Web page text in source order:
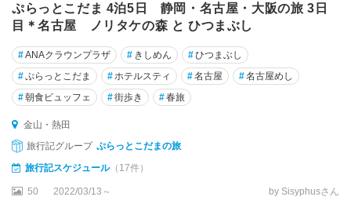
ぷらっとこだま 4泊5日 静岡・名古屋・大阪の旅 3日
目＊名古屋 ノリタケの森 と ひつまぶし
#ANAクラウンプラザ # きしめん #ひつまぶし
#ぷらっとこだま # ホテルスティ #名古屋 #名古屋めし
#朝食ビュッフェ #街歩き #春旅
金山・熱田
旅行記グループ ぷらっとこだまの旅
旅行記スケジュール（17件）
50 2022/03/13～ by Sisyphusさん